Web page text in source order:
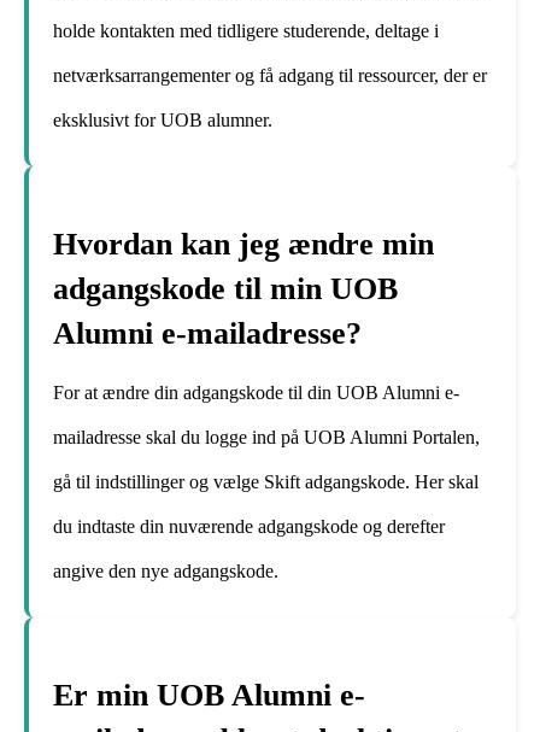
holde kontakten med tidligere studerende, deltage i
netværksarrangementer og få adgang til ressourcer, der er
eksklusivt for UOB alumner.
Hvordan kan jeg ændre min
adgangskode til min UOB
Alumni e-mailadresse?
For at ændre din adgangskode til din UOB Alumni e-
mailadresse skal du logge ind på UOB Alumni Portalen,
gå til indstillinger og vælge Skift adgangskode. Her skal
du indtaste din nuværende adgangskode og derefter
angive den nye adgangskode.
Er min UOB Alumni e-